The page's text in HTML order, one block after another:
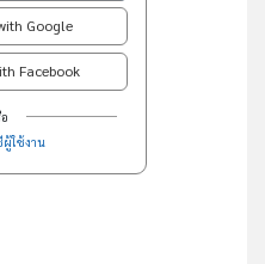
Google
Facebook
ใช้งาน